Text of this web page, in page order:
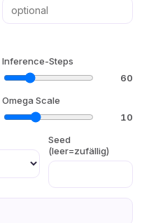
Inference-Steps
60
Omega Scale
10
Seed
(leer=zufällig)